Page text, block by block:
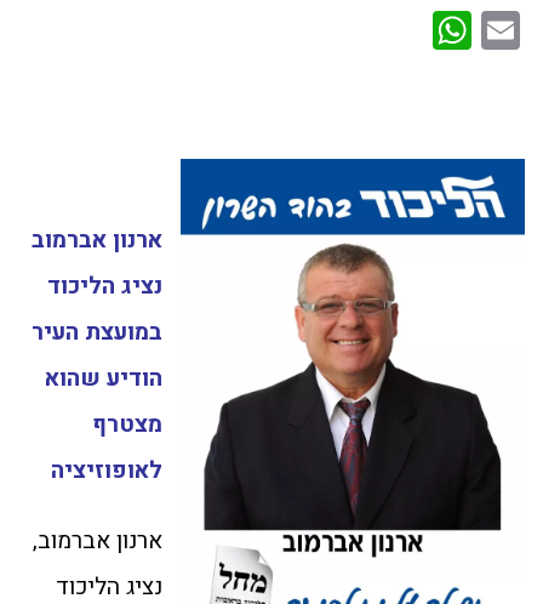
Email
ארנון אברמוב
נציג הליכוד
במועצת העיר
הודיע שהוא
מצטרף
לאופוזיציה
ארנון אברמוב,
נציג הליכוד